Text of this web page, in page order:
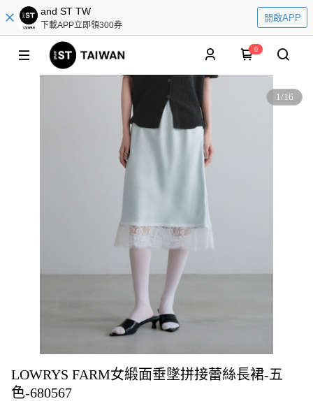
and ST TW
下載APP立即領300券
開啟APP
0
1/16
LOWRYS FARM女緞面垂墜拼接蕾絲長裙-五
色-680567